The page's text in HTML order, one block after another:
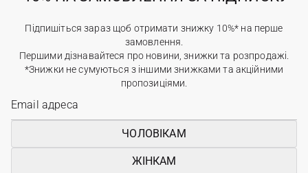
Підпишіться зараз щоб отримати знижку 10%* на перше
замовлення.
Першими дізнавайтеся про новини, знижки та розпродажі.
*Знижки не сумуються з іншими знижками та акційними
пропозиціями.
ЧОЛОВІКАМ
ЖІНКАМ